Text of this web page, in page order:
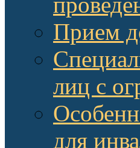
Прием
лиц с
для